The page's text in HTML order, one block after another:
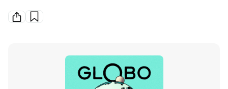
Mondo
Politica
Ok Boomer!
Media
Europa